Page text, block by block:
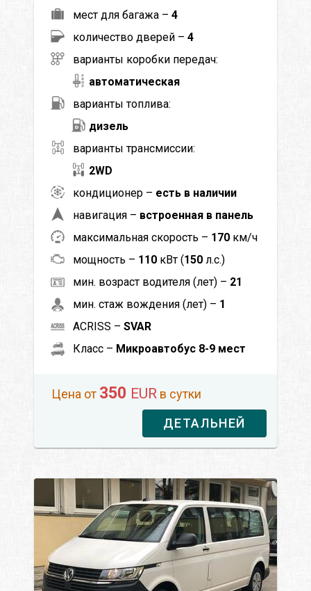
мест для багажа – 4
количество дверей – 4
варианты коробки передач:
автоматическая
варианты топлива:
дизель
варианты трансмиссии:
2WD
кондиционер – есть в наличии
навигация – встроенная в панель
максимальная скорость – 170 км/ч
мощность – 110 кВт (150 л.с.)
мин. возраст водителя (лет) – 21
мин. стаж вождения (лет) – 1
ACRISS – SVAR
Класс – Микроавтобус 8-9 мест
Цена от 350 EUR в сутки
ДЕТАЛЬНЕЙ